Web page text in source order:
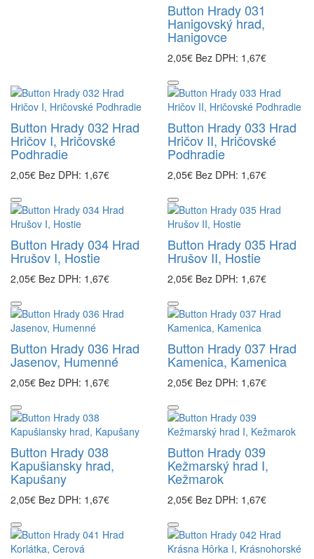
Button Hrady 031
Hanigovský hrad,
Hanigovce
2,05€ Bez DPH: 1,67€
Button Hrady 032 Hrad
Hričov I, Hričovské
Podhradie
2,05€ Bez DPH: 1,67€
Button Hrady 033 Hrad
Hričov II, Hričovské
Podhradie
2,05€ Bez DPH: 1,67€
Button Hrady 034 Hrad
Hrušov I, Hostie
2,05€ Bez DPH: 1,67€
Button Hrady 035 Hrad
Hrušov II, Hostie
2,05€ Bez DPH: 1,67€
Button Hrady 036 Hrad
Jasenov, Humenné
2,05€ Bez DPH: 1,67€
Button Hrady 037 Hrad
Kamenica, Kamenica
2,05€ Bez DPH: 1,67€
Button Hrady 038
Kapušiansky hrad,
Kapušany
2,05€ Bez DPH: 1,67€
Button Hrady 039
Kežmarský hrad I,
Kežmarok
2,05€ Bez DPH: 1,67€